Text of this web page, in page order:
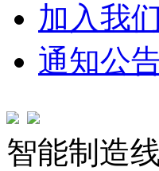
加入我们
通知公
智能制造